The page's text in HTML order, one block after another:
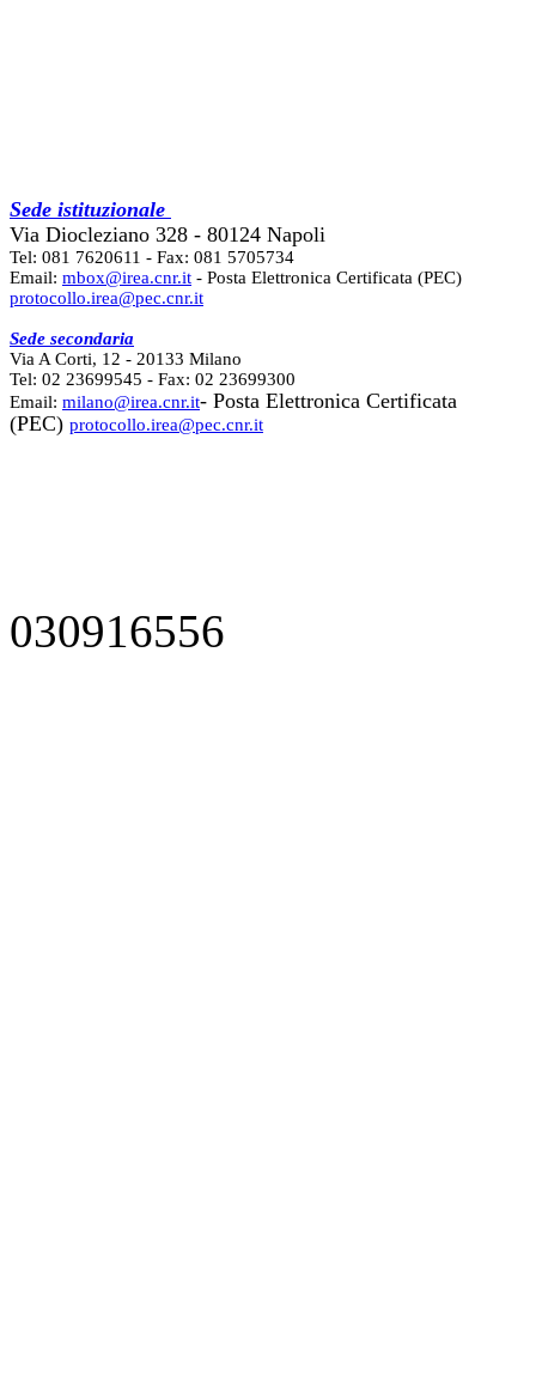
Sede istituzionale
Via Diocleziano 328 - 80124 Napoli
Tel: 081 7620611 - Fax: 081 5705734
Email: mbox@irea.cnr.it - Posta Elettronica Certificata (PEC)
protocollo.irea@pec.cnr.it
Sede secondaria
Via A Corti, 12 - 20133 Milano
Tel: 02 23699545 - Fax: 02 23699300
Email: milano@irea.cnr.it- Posta Elettronica Certificata
(PEC) protocollo.irea@pec.cnr.it
030916556